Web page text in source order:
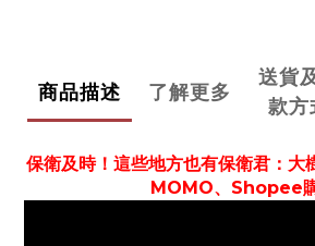
商品描述 了解更多
送貨
款方
保衛及時！這些地方也有保衛君：大
MOMO、Shopee